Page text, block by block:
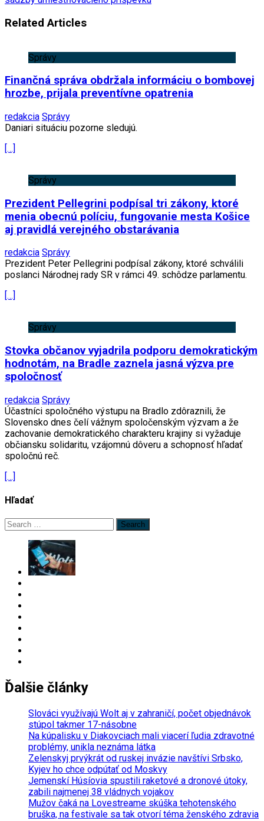
Related Articles
Správy
Finančná správa obdržala informáciu o bombovej
hrozbe, prijala preventívne opatrenia
redakcia Správy
Daniari situáciu pozorne sledujú.
[…]
Správy
Prezident Pellegrini podpísal tri zákony, ktoré
menia obecnú políciu, fungovanie mesta Košice
aj pravidlá verejného obstarávania
redakcia Správy
Prezident Peter Pellegrini podpísal zákony, ktoré schválili
poslanci Národnej rady SR v rámci 49. schôdze parlamentu.
[…]
Správy
Stovka občanov vyjadrila podporu demokratickým
hodnotám, na Bradle zaznela jasná výzva pre
spoločnosť
redakcia Správy
Účastníci spoločného výstupu na Bradlo zdôraznili, že
Slovensko dnes čelí vážnym spoločenským výzvam a že
zachovanie demokratického charakteru krajiny si vyžaduje
občiansku solidaritu, vzájomnú dôveru a schopnosť hľadať
spoločnú reč.
[…]
Hľadať
Search
Ďalšie články
Slováci využívajú Wolt aj v zahraničí, počet objednávok
stúpol takmer 17-násobne
Na kúpalisku v Diakovciach mali viacerí ľudia zdravotné
problémy, unikla neznáma látka
Zelenskyj prvýkrát od ruskej invázie navštívi Srbsko,
Kyjev ho chce odpútať od Moskvy
Jemenskí Húsíovia spustili raketové a dronové útoky,
zabili najmenej 38 vládnych vojakov
Mužov čaká na Lovestreame skúška tehotenského
bruška, na festivale sa tak otvorí téma ženského zdravia